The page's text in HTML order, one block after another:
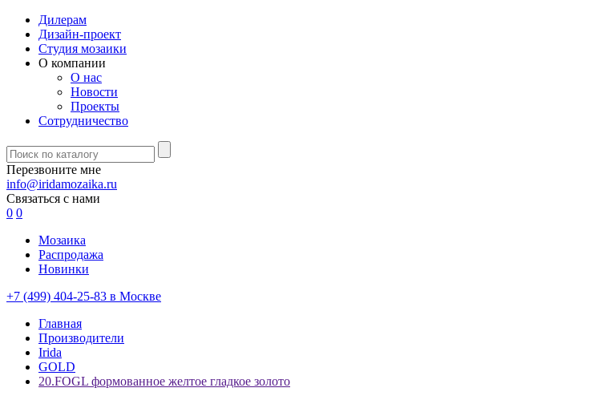
Дилерам
Дизайн-проект
Студия мозаики
О компании
О нас
Новости
Проекты
Сотрудничество
Перезвоните мне
info@iridamozaika.ru
Связаться с нами
0 0
Мозаика
Распродажа
Новинки
+7 (499) 404-25-83 в Москве
Главная
Производители
Irida
GOLD
20.FOGL формованное желтое гладкое золото